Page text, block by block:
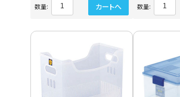
数量: カートへ 数量: